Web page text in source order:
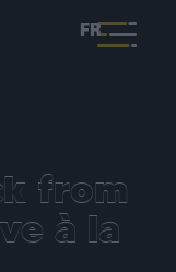
FR
from
à la